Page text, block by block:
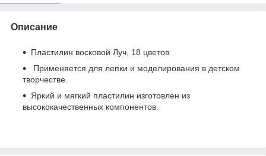
Описание
Пластилин восковой Луч, 18 цветов
Применяется для лепки и моделирования в детском
творчестве.
Яркий и мягкий пластилин изготовлен из
высококачественных компонентов.